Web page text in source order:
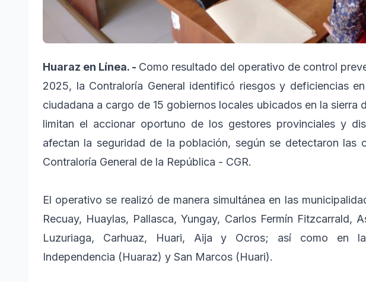
Huaraz en Línea. - Como resultado del operativo de control
2025, la Contraloría General identificó riesgos y deficiencias
ciudadana a cargo de 15 gobiernos locales ubicados en la sierra
limitan el accionar oportuno de los gestores provinciales y
afectan la seguridad de la población, según se detectaron las
Contraloría General de la República - CGR.
El operativo se realizó de manera simultánea en las
Recuay, Huaylas, Pallasca, Yungay, Carlos Fermín Fitzcarrald,
Luzuriaga, Carhuaz, Huari, Aija y Ocros; así como en
Independencia (Huaraz) y San Marcos (Huari).